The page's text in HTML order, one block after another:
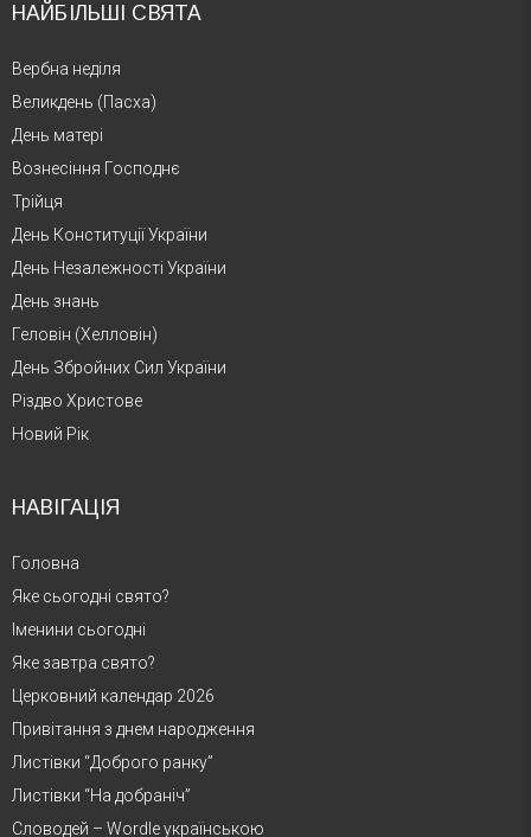
НАЙБІЛЬШІ СВЯТА
Вербна неділя
Великдень (Пасха)
День матері
Вознесіння Господнє
Трійця
День Конституції України
День Незалежності України
День знань
Геловін (Хелловін)
День Збройних Сил України
Різдво Христове
Новий Рік
НАВІГАЦІЯ
Головна
Яке сьогодні свято?
Іменини сьогодні
Яке завтра свято?
Церковний календар 2026
Привітання з днем народження
Листівки “Доброго ранку”
Листівки “На добраніч”
Словодей – Wordle українською